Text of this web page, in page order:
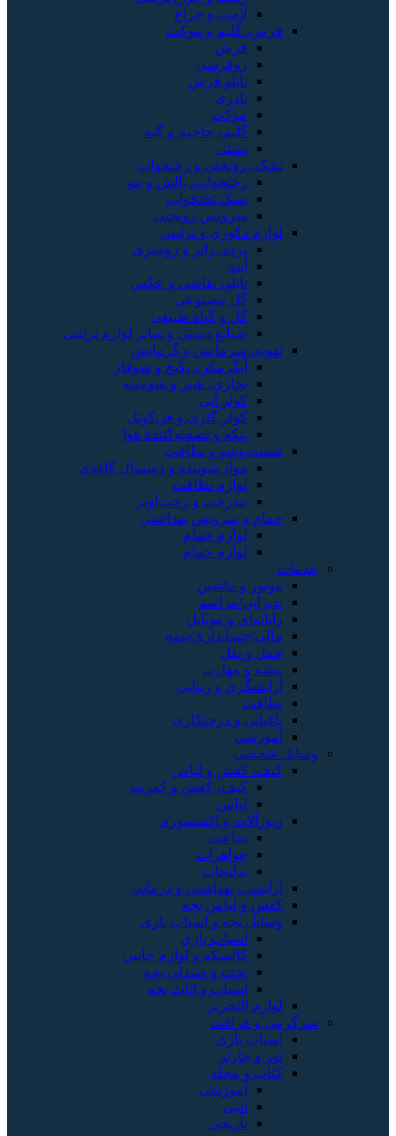
لامپ و چراغ
فرش، گلیم و موکت
فرش
روفرشی
تابلو فرش
پادری
موکت
گلیم، جاجیم و گبه
پشتی
تشک، روتختی و رختخواب
رختخواب، بالش و پتو
تشک تختخواب
سرویس روتختی
لوازم دکوری و تزئینی
پرده، رانر و رومیزی
آینه
تابلو، نقاشی و عکس
گل مصنوعی
گل و گیاه طبیعی
صنایع دستی و سایر لوازم تزئینی
تهویه، سرمایش و گرمایش
آبگرمکن، پکیج و شوفاژ
بخاری، هیتر و شومینه
کولر آبی
کولر گازی و فن‌کوئل
پنکه و تصفیه‌کنندهٔ هوا
شست‌وشو و نظافت
مواد شوینده و دستمال کاغذی
لوازم نظافت
بندرخت و رخت‌آویز
حمام و سرویس بهداشتی
لوازم حمام
لوازم حمام
خدمات
موتور و ماشین
پذیرایی/مراسم
رایانه‌ای و موبایل
مالی/حسابداری/بیمه
حمل و نقل
پیشه و مهارت
آرایشگری و زیبایی
نظافت
باغبانی و درختکاری
آموزشی
وسایل شخصی
کیف، کفش و لباس
کیف، کفش و کمربند
لباس
زیورآلات و اکسسوری
ساعت
جواهرات
بدلیجات
آرایشی، بهداشتی و درمانی
کفش و لباس بچه
وسایل بچه و اسباب بازی
اسباب بازی
کالسکه و لوازم جانبی
تخت و صندلی بچه
اسباب و اثاث بچه
لوازم التحریر
سرگرمی و فراغت
اسباب‌ بازی
تور و چارتر
کتاب و مجله
آموزشی
ادبی
تاریخی